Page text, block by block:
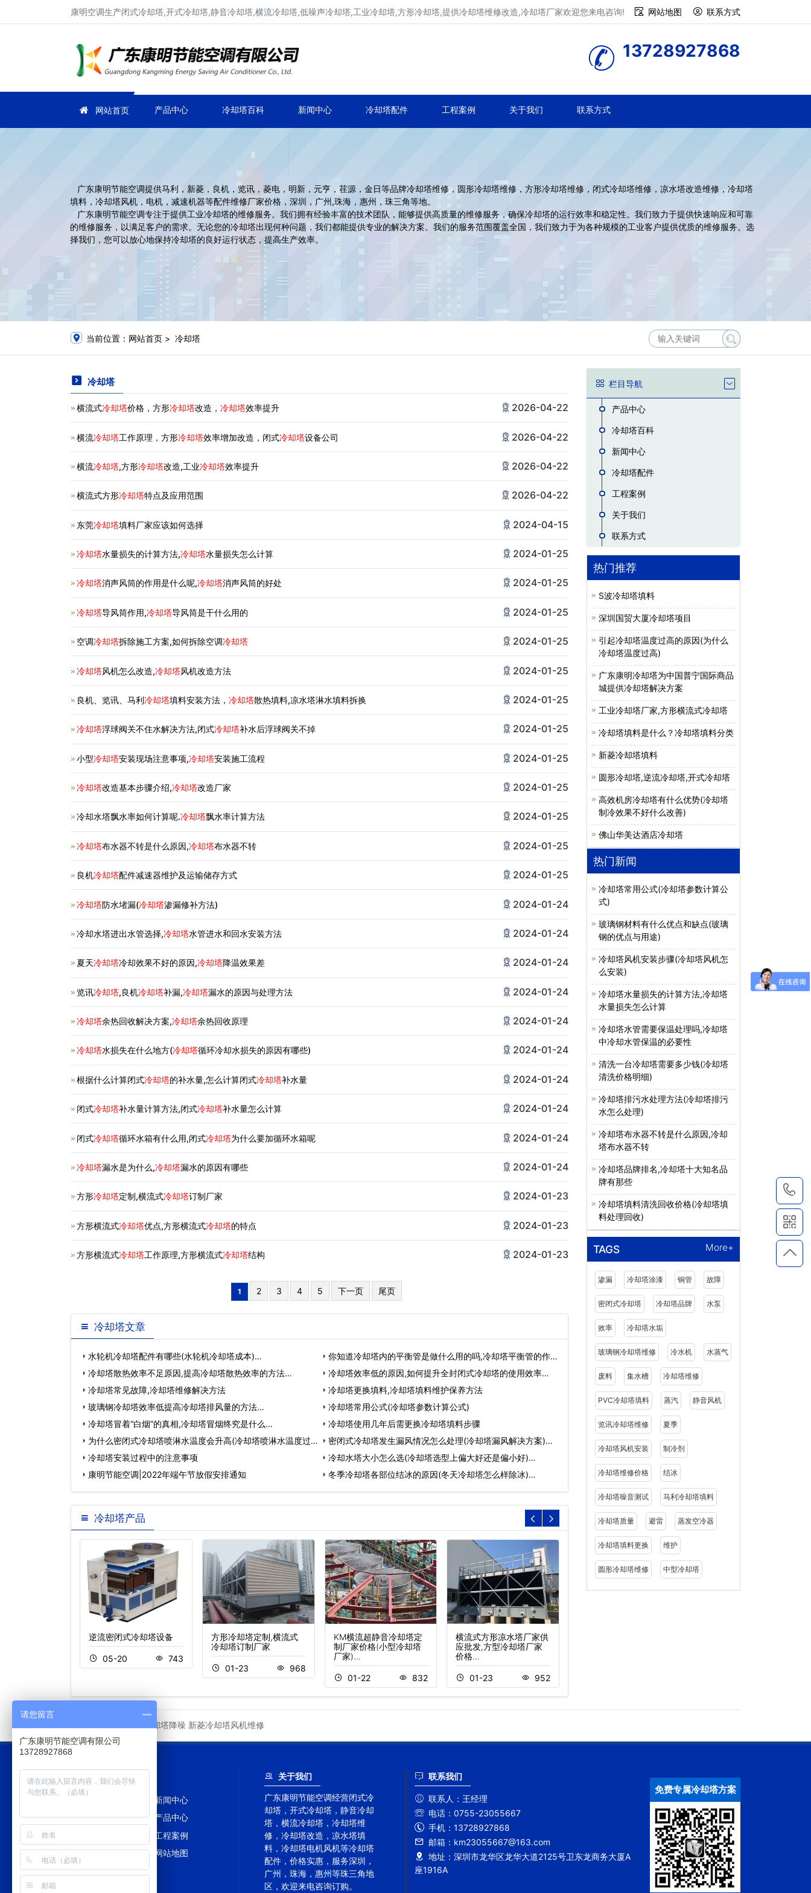
康明空调生产闭式冷却塔,开式冷却塔,静音冷却塔,横流冷却塔,低噪声冷却塔,工业冷却塔,方形冷却塔,提供冷却塔维修改造,冷却塔厂家欢迎您来电咨询! 网站地图 联系方式
13728927868
网站首页 产品中心 冷却塔百科 新闻中心 冷却塔配件 工程案例 关于我们 联系方式
广东康明节能空调提供马利，新菱，良机，览讯，菱电，明新，元亨，荏源，金日等品牌冷却塔维修，圆形冷却塔维修，方形冷却塔维修，闭式冷却塔维修，凉水塔改造维修，冷却塔
填料，冷却塔风机，电机，减速机器等配件维修厂家价格，深圳，广州,珠海，惠州，珠三角等地。
广东康明节能空调专注于提供工业冷却塔的维修服务。我们拥有经验丰富的技术团队，能够提供高质量的维修服务，确保冷却塔的运行效率和稳定性。我们致力于提供快速响应和可靠
的维修服务，以满足客户的需求。无论您的冷却塔出现何种问题，我们都能提供专业的解决方案。我们的服务范围覆盖全国，我们致力于为各种规模的工业客户提供优质的维修服务。选
择我们，您可以放心地保持冷却塔的良好运行状态，提高生产效率。
当前位置： 网站首页 > 冷却塔
冷却塔
横流式冷却塔价格，方形冷却塔改造， 冷却塔效率提升 2026-04-22
横流冷却塔工作原理，方形冷却塔效率增加改造，闭式冷却塔设备公司 2026-04-22
横流冷却塔,方形冷却塔改造,工业冷却塔效率提升 2026-04-22
横流式方形冷却塔特点及应用范围 2026-04-22
东莞冷却塔填料厂家应该如何选择 2024-04-15
冷却塔水量损失的计算方法,冷却塔水量损失怎么计算 2024-01-25
冷却塔消声风筒的作用是什么呢,冷却塔消声风筒的好处 2024-01-25
冷却塔导风筒作用,冷却塔导风筒是干什么用的 2024-01-25
空调冷却塔拆除施工方案,如何拆除空调冷却塔 2024-01-25
冷却塔风机怎么改造,冷却塔风机改造方法 2024-01-25
良机、览讯、马利冷却塔填料安装方法， 冷却塔散热填料,凉水塔淋水填料拆换 2024-01-25
冷却塔浮球阀关不住水解决方法,闭式冷却塔补水后浮球阀关不掉 2024-01-25
小型冷却塔安装现场注意事项,冷却塔安装施工流程 2024-01-25
冷却塔改造基本步骤介绍,冷却塔改造厂家 2024-01-25
冷却水塔飘水率如何计算呢.冷却塔飘水率计算方法 2024-01-25
冷却塔布水器不转是什么原因,冷却塔布水器不转 2024-01-25
良机冷却塔配件减速器维护及运输储存方式 2024-01-25
冷却塔防水堵漏(冷却塔渗漏修补方法) 2024-01-24
冷却水塔进出水管选择,冷却塔水管进水和回水安装方法 2024-01-24
夏天冷却塔冷却效果不好的原因,冷却塔降温效果差 2024-01-24
览讯冷却塔,良机冷却塔补漏,冷却塔漏水的原因与处理方法 2024-01-24
冷却塔余热回收解决方案,冷却塔余热回收原理 2024-01-24
冷却塔水损失在什么地方(冷却塔循环冷却水损失的原因有哪些) 2024-01-24
根据什么计算闭式冷却塔的补水量,怎么计算闭式冷却塔补水量 2024-01-24
闭式冷却塔补水量计算方法,闭式冷却塔补水量怎么计算 2024-01-24
闭式冷却塔循环水箱有什么用,闭式冷却塔为什么要加循环水箱呢 2024-01-24
冷却塔漏水是为什么,冷却塔漏水的原因有哪些 2024-01-24
方形冷却塔定制,横流式冷却塔订制厂家 2024-01-23
方形横流式冷却塔优点,方形横流式冷却塔的特点 2024-01-23
方形横流式冷却塔工作原理,方形横流式冷却塔结构 2024-01-23
1 2 3 4 5 下一页 尾页
冷却塔文章
水轮机冷却塔配件有哪些(水轮机冷却塔成本)…
你知道冷却塔内的平衡管是做什么用的吗,冷却塔平衡管的作
用…
冷却塔散热效率不足原因,提高冷却塔散热效率的方法…
冷却塔效率低的原因,如何提升全封闭式冷却塔的使用效率…
冷却塔常见故障,冷却塔维修解决方法
冷却塔更换填料,冷却塔填料维护保养方法
玻璃钢冷却塔效率低提高冷却塔排风量的方法…
冷却塔常用公式(冷却塔参数计算公式)
冷却塔冒着“白烟”的真相,冷却塔冒烟终究是什么…
冷却塔使用几年后需更换冷却塔填料步骤
为什么密闭式冷却塔喷淋水温度会升高(冷却塔喷淋水温度过
高…
密闭式冷却塔发生漏风情况怎么处理(冷却塔漏风解决方案)…
冷却塔安装过程中的注意事项
冷却水塔大小怎么选(冷却塔选型上偏大好还是偏小好)…
康明节能空调|2022年端午节放假安排通知
冬季冷却塔各部位结冰的原因(冬天冷却塔怎么样除冰)…
冷却塔产品
逆流密闭式冷却塔设备
05-20 743
方形冷却塔定制,横流式
冷却塔订制厂家
01-23 968
KM横流超静音冷却塔定
制厂家价格(小型冷却塔
厂家)…
01-22 832
横流式方形凉水塔厂家供
应批发,方型冷却塔厂家
价格…
01-23 952
栏目导航
产品中心
冷却塔百科
新闻中心
冷却塔配件
工程案例
关于我们
联系方式
热门推荐
S波冷却塔填料
深圳国贸大厦冷却塔项目
引起冷却塔温度过高的原因(为什么
冷却塔温度过高)
广东康明冷却塔为中国普宁国际商品
城提供冷却塔解决方案
工业冷却塔厂家,方形横流式冷却塔
冷却塔填料是什么？冷却塔填料分类
新菱冷却塔填料
圆形冷却塔,逆流冷却塔,开式冷却塔
高效机房冷却塔有什么优势(冷却塔
制冷效果不好什么改善)
佛山华美达酒店冷却塔
热门新闻
冷却塔常用公式(冷却塔参数计算公
式)
玻璃钢材料有什么优点和缺点(玻璃
钢的优点与用途)
冷却塔风机安装步骤(冷却塔风机怎
么安装)
冷却塔水量损失的计算方法,冷却塔
水量损失怎么计算
冷却塔水管需要保温处理吗,冷却塔
中冷却水管保温的必要性
清洗一台冷却塔需要多少钱(冷却塔
清洗价格明细)
冷却塔排污水处理方法(冷却塔排污
水怎么处理)
冷却塔布水器不转是什么原因,冷却
塔布水器不转
冷却塔品牌排名,冷却塔十大知名品
牌有那些
冷却塔填料清洗回收价格(冷却塔填
料处理回收)
TAGS More+
渗漏 冷却塔涂漆 铜管 故障
密闭式冷却塔 冷却塔品牌 水泵
效率 冷却塔水垢
玻璃钢冷却塔维修 冷水机 水蒸气
废料 集水槽 冷却塔维修
PVC冷却塔填料 蒸汽 静音风机
览讯冷却塔维修 夏季
冷却塔风机安装 制冷剂
冷却塔维修价格 结冰
冷却塔噪音测试 马利冷却塔填料
冷却塔质量 避雷 蒸发空冷器
冷却塔填料更换 维护
圆形冷却塔维修 中型冷却塔
友情链接 东莞冷却塔降噪 新菱冷却塔风机维修
网站导航
新闻中心
冷却塔百科
产品中心
工程案例
TAGS
网站地图
关于我们
广东康明节能空调经营闭式冷
却塔，开式冷却塔，静音冷却
塔，横流冷却塔，冷却塔维
修，冷却塔改造，凉水塔填
料，冷却塔电机风机等冷却塔
配件，价格实惠，服务深圳，
广州，珠海，惠州等珠三角地
区，欢迎来电咨询订购。
联系我们
联系人： 王经理
电话： 0755-23055667
手机： 13728927868
邮箱： km23055667@163.com
地址： 深圳市龙华区龙华大道2125号卫东龙商务大厦A
座1916A
免费专属冷却塔方案
请您留言
广东康明节能空调有限公司
13728927868